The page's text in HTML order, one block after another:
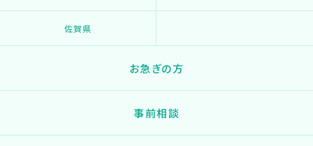
佐賀県
お急ぎの方
事前相談